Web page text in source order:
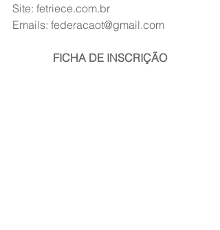
Site: fetriece.com.br
Emails: federacaot@gmail.com
FICHA DE INSCRIÇÃO